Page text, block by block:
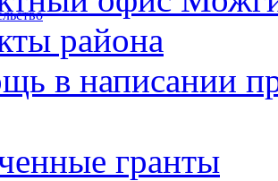
района
в написании
гранты